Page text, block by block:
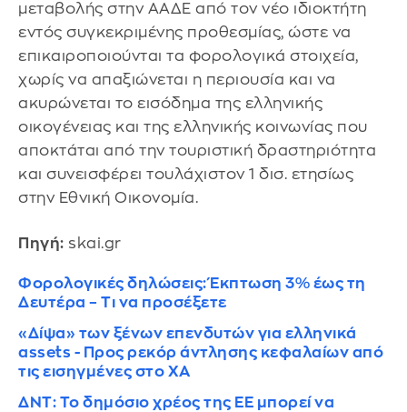
μεταβολής στην ΑΑΔΕ από τον νέο ιδιοκτήτη
εντός συγκεκριμένης προθεσμίας, ώστε να
επικαιροποιούνται τα φορολογικά στοιχεία,
χωρίς να απαξιώνεται η περιουσία και να
ακυρώνεται το εισόδημα της ελληνικής
οικογένειας και της ελληνικής κοινωνίας που
αποκτάται από την τουριστική δραστηριότητα
και συνεισφέρει τουλάχιστον 1 δισ. ετησίως
στην Εθνική Οικονομία.
Πηγή: skai.gr
Φορολογικές δηλώσεις: Έκπτωση 3% έως τη
Δευτέρα – Τι να προσέξετε
«Δίψα» των ξένων επενδυτών για ελληνικά
assets - Προς ρεκόρ άντλησης κεφαλαίων από
τις εισηγμένες στο ΧΑ
ΔΝΤ: Το δημόσιο χρέος της ΕΕ μπορεί να